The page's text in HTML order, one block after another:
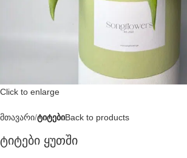
Click to enlarge
მთავარი ტიტებიBack to products
ტიტები ყუთში